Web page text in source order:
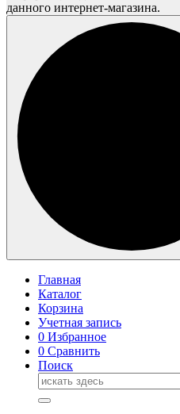
данного интернет-магазина.
Главная
Каталог
Корзина
Учетная запись
0 Избранное
0 Сравнить
Поиск
Поиск
для: